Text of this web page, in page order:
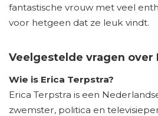
fantastische vrouw met veel
voor hetgeen dat ze leuk vindt.
Veelgestelde vragen over
Wie is Erica Terpstra?
Erica Terpstra is een
zwemster, politica en